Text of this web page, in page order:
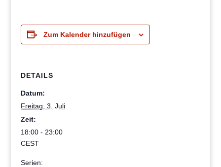
Zum Kalender hinzufügen
DETAILS
Datum:
Freitag, 3. Juli
Zeit:
18:00 - 23:00
CEST
Serien: